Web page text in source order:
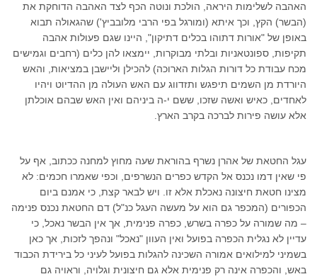
האהבה לשלימות היראה, הולכת ונוטה הכף לצד האהבה הדוחקת את
(הבשר) הקץ, וכך איתא (ומורגל בפי הרבי מלובביץ') שהגאולה תבוא
באופן של "אורות דתוהו בכלים דתיקון", היינו שגם פעולות אהבה
תקיפות, ספונטאניות ובלתי מבוקרות, יימצאו להן כלים (רחבים וגמישים
מכח עבודת כל דורות הגלות הארוכה) להכילן וליישבן במציאות, והאש
היורדת מן השמים תיפגש ותזדווג עם האש העולה מן ההדיוט ויהיו
לאחדים, כאיש ואשה שזכו, ששם י-ה ביניהם ואין האש שבהם אוכלתן
אלא עושה פירות לברכה בקרב הארץ.
עגל החטאת של אהרן נשרף בהוראת שעה מחוץ למחנה ככתוב, אף על
פי שאין דמו נכנס אל הקדש כפרים הנשרפים, וכפי שאמרו חכמים: לא
מצינו חטאת חיצונה נאכלת אלא זו. ויש לבאר קצת, כי אמנם ביום
הכפורים (המכפר גם הוא על מעשה העגל כנ"ל) דם החטאת נכנס פנימה
– מה שמורה על כפרה בשרש, כפרה פנימית, אך אין הבשר נאכל, כי
עדיין לא נגלית הכפרה בפועל ואין העוון "נאכל" ונהפך לזכות, אך כאן
בשמיני למילואים אמורה השכינה להגלות בפועל לעיני כל בירידת הכבוד
באש, והכפרה אינה רק פנימית אלא גם חיצונית וגלויה, וראויה גם